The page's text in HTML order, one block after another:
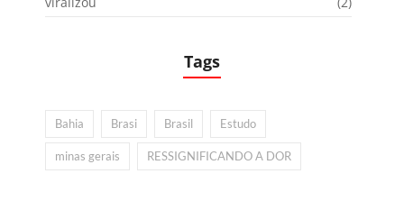
Tags
Bahia Brasi Brasil Estudo
minas gerais RESSIGNIFICANDO A DOR